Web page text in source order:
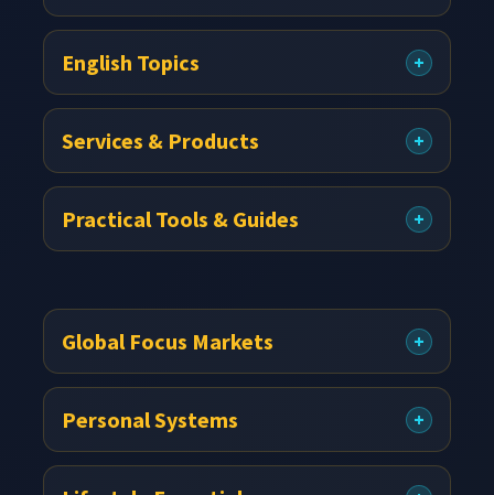
English Topics
Services & Products
Practical Tools & Guides
Global Focus Markets
Personal Systems